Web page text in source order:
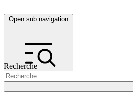
Open sub navigation
Recherche